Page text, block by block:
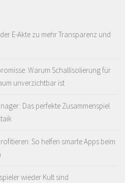
E-Akte zu mehr Transparenz und
Warum Schallisolierung für
unverzichtbar ist
Das perfekte Zusammenspiel
So helfen smarte Apps beim
wieder Kult sind